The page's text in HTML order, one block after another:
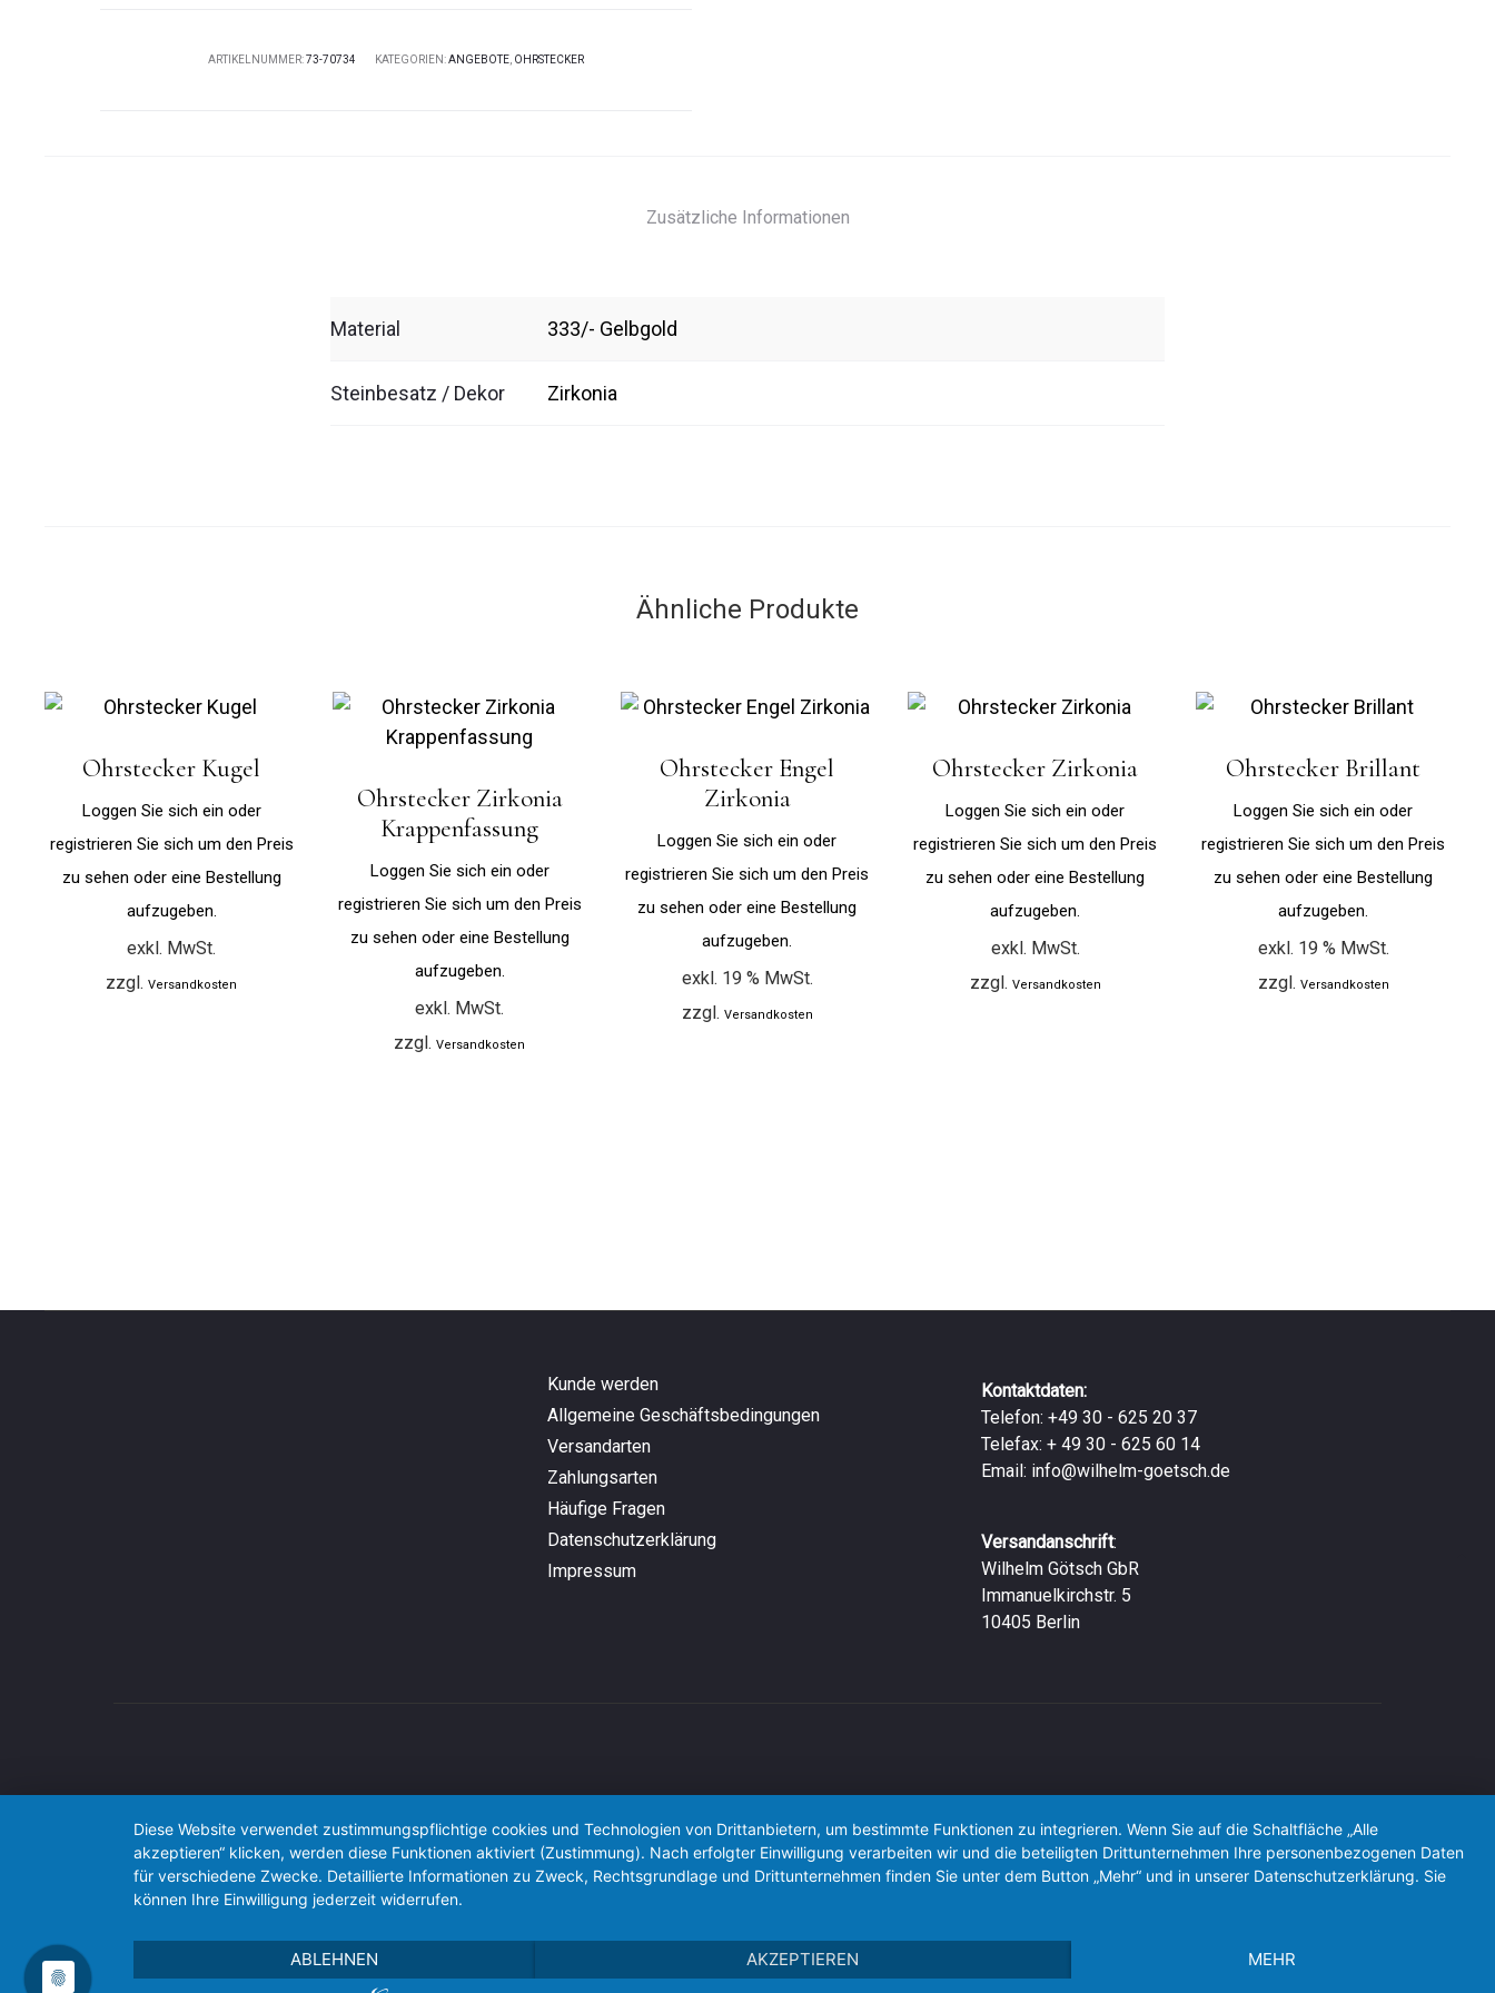
ARTIKELNUMMER:73-70734 KATEGORIEN:ANGEBOTE OHRSTECKER
Zusätzliche Informationen
Material 333/- Gelbgold
Steinbesatz / Dekor Zirkonia
Ähnliche Produkte
Ohrstecker Kugel
Loggen Sie sich ein oder
registrieren Sie sich um den Preis
zu sehen oder eine Bestellung
aufzugeben.
exkl. MwSt.
zzgl.Versandkosten
Ohrstecker Zirkonia
Krappenfassung
Loggen Sie sich ein oder
registrieren Sie sich um den Preis
zu sehen oder eine Bestellung
aufzugeben.
exkl. MwSt.
zzgl.Versandkosten
Ohrstecker Engel
Zirkonia
Loggen Sie sich ein oder
registrieren Sie sich um den Preis
zu sehen oder eine Bestellung
aufzugeben.
exkl. 19 % MwSt.
zzgl. Versandkosten
Ohrstecker Zirkonia
Loggen Sie sich ein oder
registrieren Sie sich um den Preis
zu sehen oder eine Bestellung
aufzugeben.
exkl. MwSt.
zzgl. Versandkosten
Ohrstecker Brillant
Loggen Sie sich ein oder
registrieren Sie sich um den Preis
zu sehen oder eine Bestellung
aufzugeben.
exkl. 19 % MwSt.
zzgl. Versandkosten
Kunde werden
Allgemeine Geschäftsbedingungen
Versandarten
Zahlungsarten
Häufige Fragen
Datenschutzerklärung
Impressum
Kontaktdaten:
Telefon: +49 30 - 625 20 37
Telefax: + 49 30 - 625 60 14
Email: info@wilhelm-goetsch.de
Versandanschrift:
Wilhelm Götsch GbR
Immanuelkirchstr. 5
10405 Berlin
Diese Website verwendet zustimmungspflichtige cookies und Technologien von Drittanbietern, um bestimmte Funktionen zu integrieren. Wenn Sie auf die Schaltfläche „Alle
akzeptieren“ klicken, werden diese Funktionen aktiviert (Zustimmung). Nach erfolgter Einwilligung verarbeiten wir und die beteiligten Drittunternehmen Ihre personenbezogenen Daten
für verschiedene Zwecke. Detaillierte Informationen zu Zweck, Rechtsgrundlage und Drittunternehmen finden Sie unter dem Button „Mehr“ und in unserer Datenschutzerklärung. Sie
können Ihre Einwilligung jederzeit widerrufen.
ABLEHNEN AKZEPTIEREN MEHR